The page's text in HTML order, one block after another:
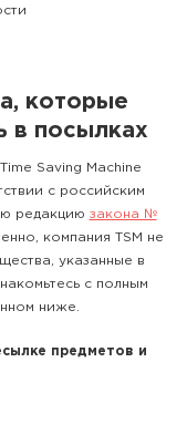
которые
в посылках
Saving Machine
с российским
редакцию закона №
компания TSM не
указанные в
с полным
ниже.
предметов и